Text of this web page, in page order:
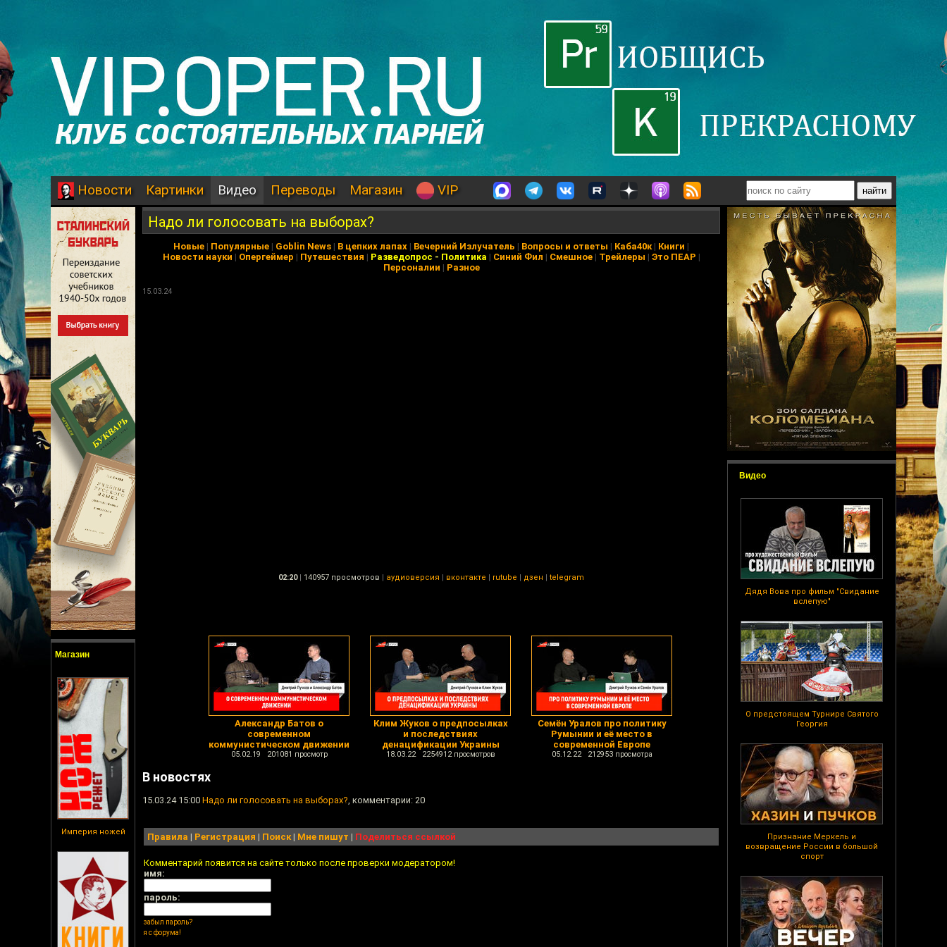
Новости Картинки Видео Переводы Магазин VIP
Магазин
Империя ножей
Видео
Дядя Вова про фильм "Свидание
вслепую"
О предстоящем Турнире Святого
Георгия
Признание Меркель и
возвращение России в большой
спорт
Надо ли голосовать на выборах?
Новые | Популярные | Goblin News | В цепких лапах | Вечерний Излучатель | Вопросы и ответы | Каба40к| Книги |
Новости науки | Опергеймер | Путешествия | Разведопрос - Политика | Синий Фил | Смешное| Трейлеры | Это ПЕАР |
Персоналии | Разное
15.03.24
02:20 | 140957 просмотров | аудиоверсия | вконтакте | rutube | дзен | telegram
Александр Батов о
современном
коммунистическом движении
05.02.19 201081 просмотр
Клим Жуков о предпосылках
и последствиях
денацификации Украины
18.03.22 2254912 просмотров
Семён Уралов про политику
Румынии и её место в
современной Европе
05.12.22 212953 просмотра
В новостях
15.03.24 15:00 Надо ли голосовать на выборах?, комментарии: 20
Правила | Регистрация | Поиск| Мне пишут | Поделиться ссылкой
Комментарий появится на сайте только после проверки модератором!
имя:
пароль:
забыл пароль?
я с форума!